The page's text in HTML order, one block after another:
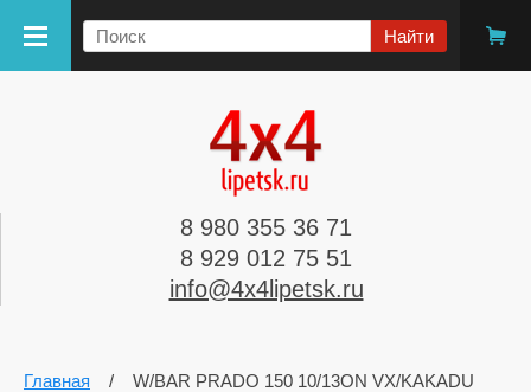
8 980 355 36 71
8 929 012 75 51
info@4x4lipetsk.ru
Главная / W/BAR PRADO 150 10/13ON VX/KAKADU